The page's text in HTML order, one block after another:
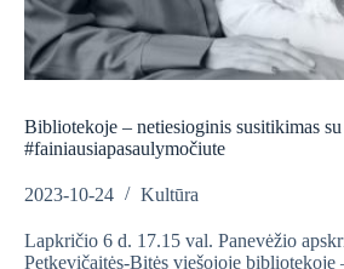
Bibliotekoje – netiesioginis susitikimas su
#fainiausiapasaulymočiute
2023-10-24 Kultūra
Lapkričio 6 d. 17.15 val. Panevėžio
Petkevičaitės-Bitės viešojoje bibliotekoje